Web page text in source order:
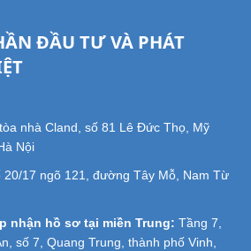
ĐẦU TƯ VÀ PHÁT
nhà Cland, số 81 Lê Đức Thọ, Mỹ
Nội
20/17 ngõ 121, đường Tây Mỗ, Nam Từ
nhận hồ sơ tại miền Trung: Tầng 7,
số 7, Quang Trung, thành phố Vinh,